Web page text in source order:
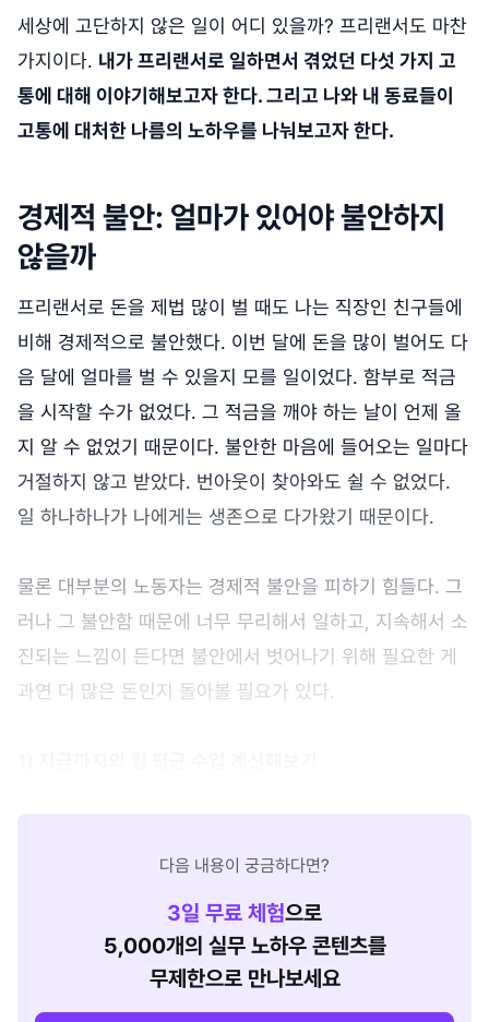
세상에 고단하지 않은 일이 어디 있을까? 프리랜서도 마찬
가지이다. 내가 프리랜서로 일하면서 겪었던 다섯 가지 고
통에 대해 이야기해보고자 한다. 그리고 나와 내 동료들이
고통에 대처한 나름의 노하우를 나눠보고자 한다.
경제적 불안: 얼마가 있어야 불안하지
않을까
프리랜서로 돈을 제법 많이 벌 때도 나는 직장인 친구들에
비해 경제적으로 불안했다. 이번 달에 돈을 많이 벌어도 다
음 달에 얼마를 벌 수 있을지 모를 일이었다. 함부로 적금
을 시작할 수가 없었다. 그 적금을 깨야 하는 날이 언제 올
지 알 수 없었기 때문이다. 불안한 마음에 들어오는 일마다
거절하지 않고 받았다. 번아웃이 찾아와도 쉴 수 없었다.
일 하나하나가 나에게는 생존으로 다가왔기 때문이다.
물론 대부분의 노동자는 경제적 불안을 피하기 힘들다. 그
러나 그 불안함 때문에 너무 무리해서 일하고, 지속해서 소
진되는 느낌이 든다면 불안에서 벗어나기 위해 필요한 게
과연 더 많은 돈인지 돌아볼 필요가 있다.
다음 내용이 궁금하다면?
3일 무료 체험으로
5,000개의 실무 노하우 콘텐츠를
무제한으로 만나보세요